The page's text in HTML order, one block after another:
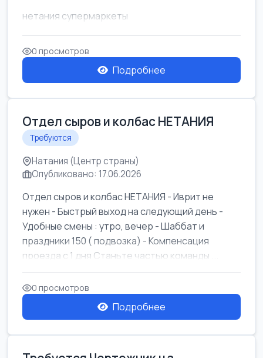
нетания супермаркеты
0 просмотров
Подробнее
Отдел сыров и колбас НЕТАНИЯ
Требуются
Натания (Центр страны)
Опубликовано: 17.06.2026
Отдел сыров и колбас НЕТАНИЯ - Иврит не
нужен - Быстрый выход на следующий день -
Удобные смены : утро, вечер - Шаббат и
праздники 150 ( подвозка) - Компенсация
проезда с 1 дня Станьте частью команды ...
0 просмотров
Подробнее